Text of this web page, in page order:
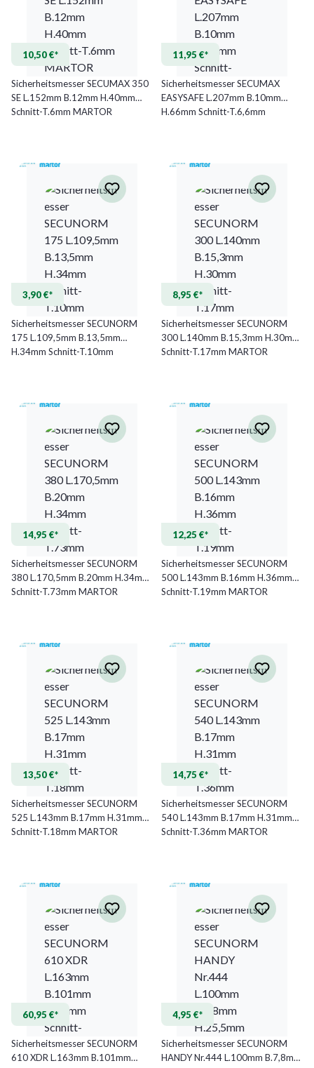
10,50 €*
Sicherheitsmesser SECUMAX 350
SE L.152mm B.12mm H.40mm
Schnitt-T.6mm MARTOR
11,95 €*
Sicherheitsmesser SECUMAX
EASYSAFE L.207mm B.10mm
H.66mm Schnitt-T.6,6mm
3,90 €*
Sicherheitsmesser SECUNORM
175 L.109,5mm B.13,5mm
H.34mm Schnitt-T.10mm
8,95 €*
Sicherheitsmesser SECUNORM
300 L.140mm B.15,3mm H.30mm
Schnitt-T.17mm MARTOR
14,95 €*
Sicherheitsmesser SECUNORM
380 L.170,5mm B.20mm H.34mm
Schnitt-T.73mm MARTOR
12,25 €*
Sicherheitsmesser SECUNORM
500 L.143mm B.16mm H.36mm
Schnitt-T.19mm MARTOR
13,50 €*
Sicherheitsmesser SECUNORM
525 L.143mm B.17mm H.31mm
Schnitt-T.18mm MARTOR
14,75 €*
Sicherheitsmesser SECUNORM
540 L.143mm B.17mm H.31mm
Schnitt-T.36mm MARTOR
60,95 €*
Sicherheitsmesser SECUNORM
610 XDR L.163mm B.101mm
4,95 €*
Sicherheitsmesser SECUNORM
HANDY Nr.444 L.100mm B.7,8mm